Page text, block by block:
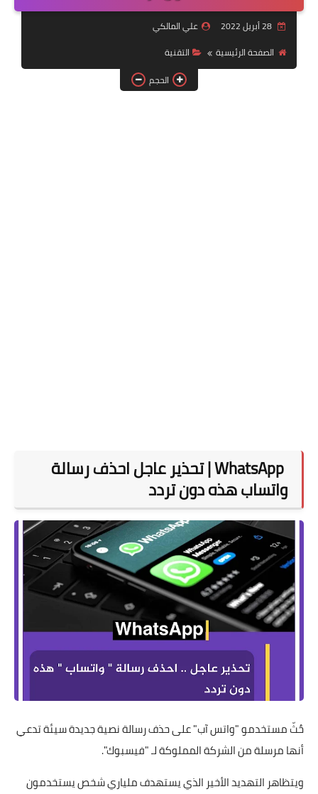
التقنية
وزارة العمل
28 أبريل 2022
علي المالكي
الصفحة الرئيسية
التقنية
الحجم
WhatsApp | تحذير عاجل احذف رسالة
واتساب هذه دون تردد
حٌثّ مستخدمو "واتس آب" على حذف رسالة نصية جديدة سيئة تدعي
أنها مرسلة من الشركة المملوكة لـ "فيسبوك".
ويتظاهر التهديد الأخير الذي يستهدف ملياري شخص يستخدمون